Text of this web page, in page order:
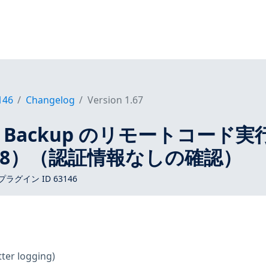
Changelog Version 1.67
のリモートコード実
）（認証情報なしの確認）
ラグイン ID 63146
logging)